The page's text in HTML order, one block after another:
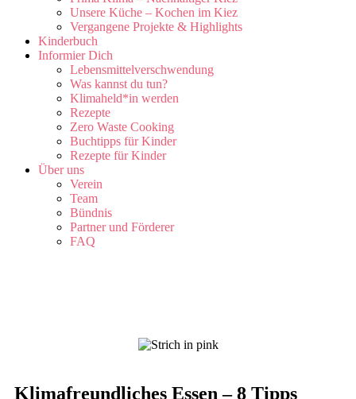
Unsere Küche – Kochen im Kiez
Vergangene Projekte & Highlights
Kinderbuch
Informier Dich
Lebensmittelverschwendung
Was kannst du tun?
Klimaheld*in werden
Rezepte
Zero Waste Cooking
Buchtipps für Kinder
Rezepte für Kinder
Über uns
Verein
Team
Bündnis
Partner und Förderer
FAQ
Klimafreundliches Essen – 8 Tipps